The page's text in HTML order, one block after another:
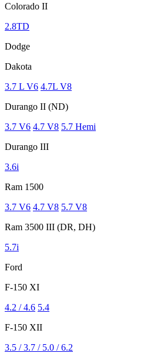
Colorado II
2.8TD
Dodge
Dakota
3.7 L V6 4.7L V8
Durango II (ND)
3.7 V6 4.7 V8 5.7 Hemi
Durango III
3.6i
Ram 1500
3.7 V6 4.7 V8 5.7 V8
Ram 3500 III (DR, DH)
5.7i
Ford
F-150 XI
4.2 / 4.6 5.4
F-150 XII
3.5 / 3.7 / 5.0 / 6.2